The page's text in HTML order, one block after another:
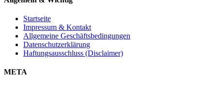
Startseite
Impressum & Kontakt
Allgemeine Geschäftsbedingungen
Datenschutzerklärung
Haftungsausschluss (Disclaimer)
META